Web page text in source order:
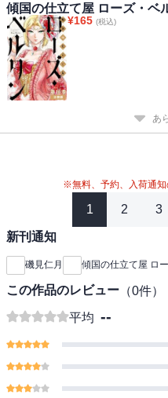
傾国の仕立て屋 ローズ・
¥165 (税込)
あ
※無料、予約、入荷通知
1 2 3
新刊通知
磯見仁月 傾国の仕立て屋 ロ
この作品のレビュー （0件）
平均 --